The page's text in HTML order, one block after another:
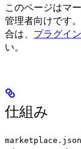
このページはマ
管理者向けです
合は、 プラグイ
い。
仕組み
marketplace.json